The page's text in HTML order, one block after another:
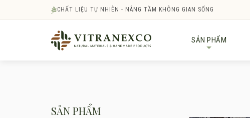
CHẤT LIỆU TỰ NHIÊN - NÂNG TẦM KHÔNG GIAN SỐNG
SẢN PHẨM
SẢN PHẨM